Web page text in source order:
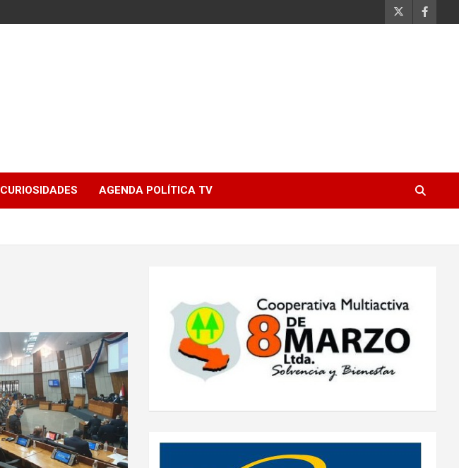
CURIOSIDADES AGENDA POLÍTICA TV